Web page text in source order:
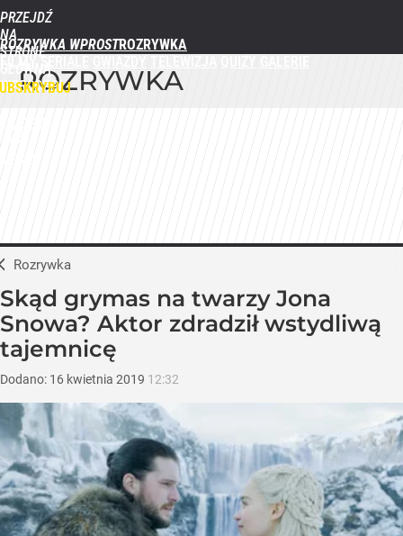
PRZEJDŹ
NA
STRONĘ
GŁÓWNĄ
WPROST.PL
ROZRYWKA WPROST
ROZRYWKA
Rozrywka
Skąd grymas na twarzy Jona
Snowa? Aktor zdradził wstydliwą
tajemnicę
Dodano: 16 kwietnia 2019 12:32